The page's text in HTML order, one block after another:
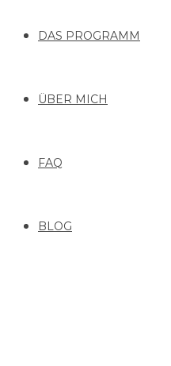
DAS PROGRAMM
ÜBER MICH
FAQ
BLOG